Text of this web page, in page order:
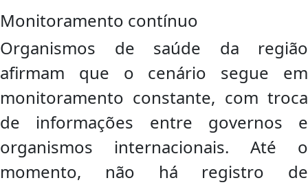
Monitoramento contínuo
Organismos de saúde da região
afirmam que o cenário segue em
monitoramento constante, com troca
de informações entre governos e
organismos internacionais. Até o
momento, não há registro de